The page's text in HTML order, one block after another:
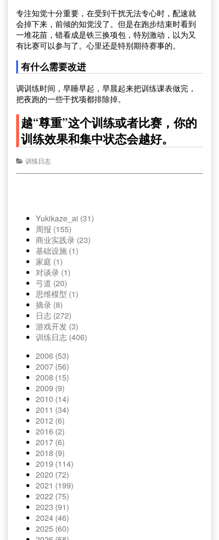
专注知觉十分重要，在受到干扰无法专心时，配速就
会掉下来，前倾的知觉没了。但是在跑步结束时看到
一堆花苗，错看成是铁三换项包，特别激动，以为又
有比赛可以参与了。心里还是特别期待赛事的。
有什么需要改进
调训练时间，早睡早起，早晨起来把训练课表做完，
把夜跑的一些干扰项都排除掉。
越“尊重”这个训练或者比赛，你的
训练效果和集中状态会越好。
训练日志
Yukikaze_ai (31)
周报 (155)
商业实践录 (23)
基础设施 (1)
家庭 (1)
对谈录 (1)
弓道 (20)
思维模型 (1)
摘录 (8)
日志 (272)
游戏开发 (3)
训练日志 (406)
2006 (53)
2007 (56)
2008 (15)
2009 (9)
2010 (14)
2011 (34)
2012 (6)
2016 (2)
2017 (6)
2018 (9)
2019 (114)
2020 (72)
2021 (199)
2022 (75)
2023 (91)
2024 (46)
2025 (60)